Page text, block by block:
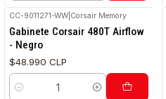
CC-9011271-WW Corsair Memory
Gabinete Corsair 480T Airflow
- Negro
$48.990 CLP
Cantidad